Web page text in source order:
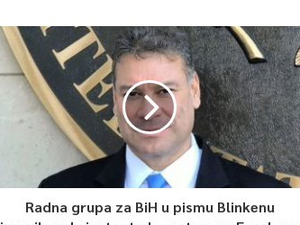
Radna grupa za BiH u pismu Blinkenu